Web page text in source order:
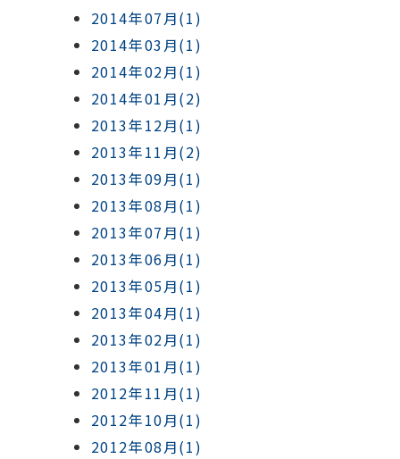
2014年07月(1)
2014年03月(1)
2014年02月(1)
2014年01月(2)
2013年12月(1)
2013年11月(2)
2013年09月(1)
2013年08月(1)
2013年07月(1)
2013年06月(1)
2013年05月(1)
2013年04月(1)
2013年02月(1)
2013年01月(1)
2012年11月(1)
2012年10月(1)
2012年08月(1)